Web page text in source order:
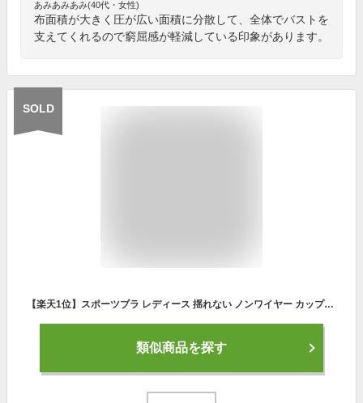
あみあみあみ(40代・女性)
布面積が大きく圧が広い面積に分散して、全体でバストを
支えてくれるので窮屈感が軽減している印象があります。
SOLD
【楽天1位】スポーツブラ レディース 揺れない ノンワイヤー カップ付き スポブラ ヨガ カラフル ファーストブラ クロスバック Y字バック ロゴ 英字 フリーサイズ ギフト プレゼント リノウル
類似商品を探す